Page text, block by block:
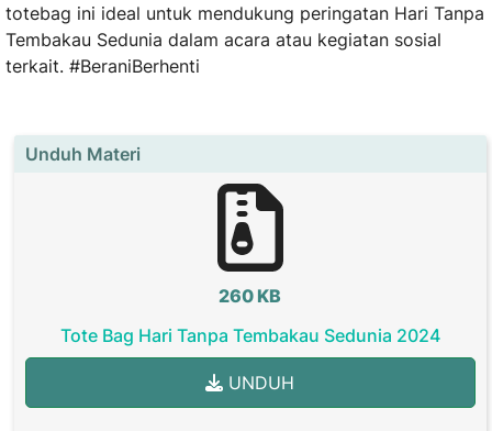
totebag ini ideal untuk mendukung peringatan Hari Tanpa
Tembakau Sedunia dalam acara atau kegiatan sosial
terkait. #BeraniBerhenti
Unduh Materi
260 KB
Tote Bag Hari Tanpa Tembakau Sedunia 2024
UNDUH